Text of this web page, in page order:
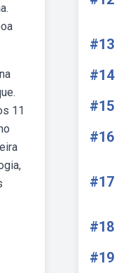
11
#13
#14
#15
#16
#17
#18
#19